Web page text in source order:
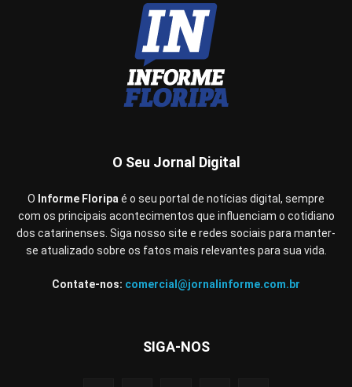
O Seu Jornal Digital
O Informe Floripaé o seu portal de notícias digital, sempre
com os principais acontecimentos que influenciam o cotidiano
dos catarinenses. Siga nosso site e redes sociais para manter-
se atualizado sobre os fatos mais relevantes para sua vida.
Contate-nos: comercial@jornalinforme.com.br
SIGA-NOS